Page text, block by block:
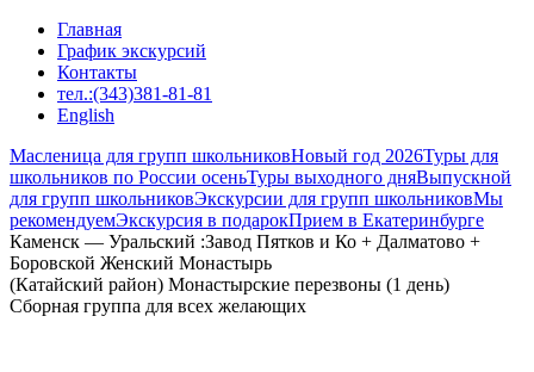
Главная
График экскурсий
Контакты
тел.:(343)381-81-81
English
Масленица для групп школьниковНовый год 2026Туры для
школьников по России осеньТуры выходного дняВыпускной
для групп школьниковЭкскурсии для групп школьниковМы
рекомендуемЭкскурсия в подарокПрием в Екатеринбурге
Каменск — Уральский :Завод Пятков и Ко + Далматово +
Боровской Женский Монастырь
(Катайский район) Монастырские перезвоны (1 день)
Сборная группа для всех желающих